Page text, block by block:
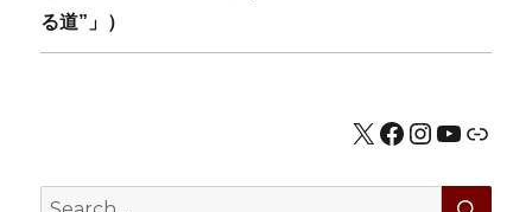
シ
る道”」）
X Facebook
Instagram
公式HP
Search